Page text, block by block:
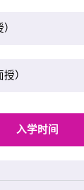
）
入学时间